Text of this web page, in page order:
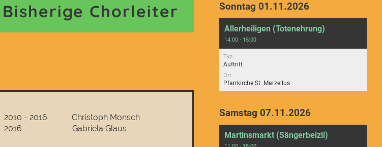
Bisherige Chorleiter
2010 - 2016 Christoph Monsch
2016 - Gabriela Glaus
Sonntag 01.11.2026
Allerheiligen (Totenehrung)
14:00 - 15:00
Typ
Auftritt
Ort
Pfarrkirche St. Marzellus
Samstag 07.11.2026
Martinsmarkt (Sängerbeizli)